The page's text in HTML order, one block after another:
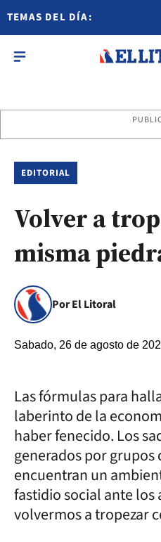
TEMAS DEL DÍA:
EDITORIAL
Volver a
misma
Por El Litoral
Sabado, 26 de agosto de
Las fórmulas para
laberinto de la
haber fenecido. Los
generados por grupos
encuentran un
fastidio social ante los
volvermos a tropezar